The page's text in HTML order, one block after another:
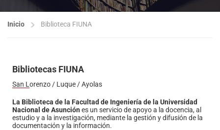
Inicio Biblioteca FIUNA
Bibliotecas FIUNA
San Lorenzo / Luque / Ayolas
La Biblioteca de la Facultad de Ingeniería de la Universidad
Nacional de Asunción es un servicio de apoyo a la docencia, al
estudio y a la investigación, mediante la gestión y difusión de la
documentación y la información.